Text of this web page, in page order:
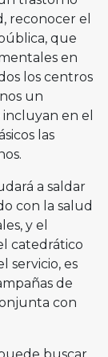
reconocer el
que
en
los centros
un
en el
las
a saldar
con la salud
y el
catedrático
servicio, es
de
con